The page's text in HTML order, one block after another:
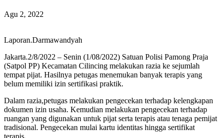
Agu 2, 2022
Laporan.Darmawandyah
Jakarta.2/8/2022 – Senin (1/08/2022) Satuan Polisi Pamong Praja
(Satpol PP) Kecamatan Cilincing melakukan razia ke sejumlah
tempat pijat. Hasilnya petugas menemukan banyak terapis yang
belum memiliki izin sertifikasi praktik.
Dalam razia,petugas melakukan pengecekan terhadap kelengkapan
dokumen izin usaha. Kemudian melakukan pengecekan terhadap
ruangan yang digunakan untuk pijat serta terapis atau tenaga pemijat
tradisional. Pengecekan mulai kartu identitas hingga sertifikat